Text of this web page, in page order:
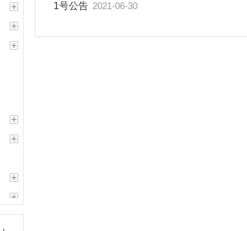
1号公告 2021-06-30